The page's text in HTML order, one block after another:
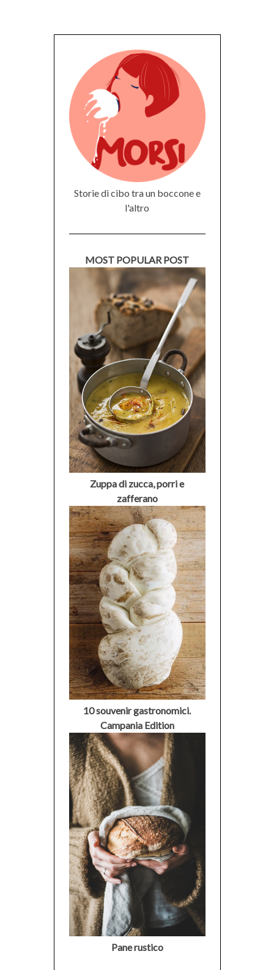
Storie di cibo tra un boccone e
l'altro
MOST POPULAR POST
Zuppa di zucca, porri e
zafferano
10 souvenir gastronomici.
Campania Edition
Pane rustico